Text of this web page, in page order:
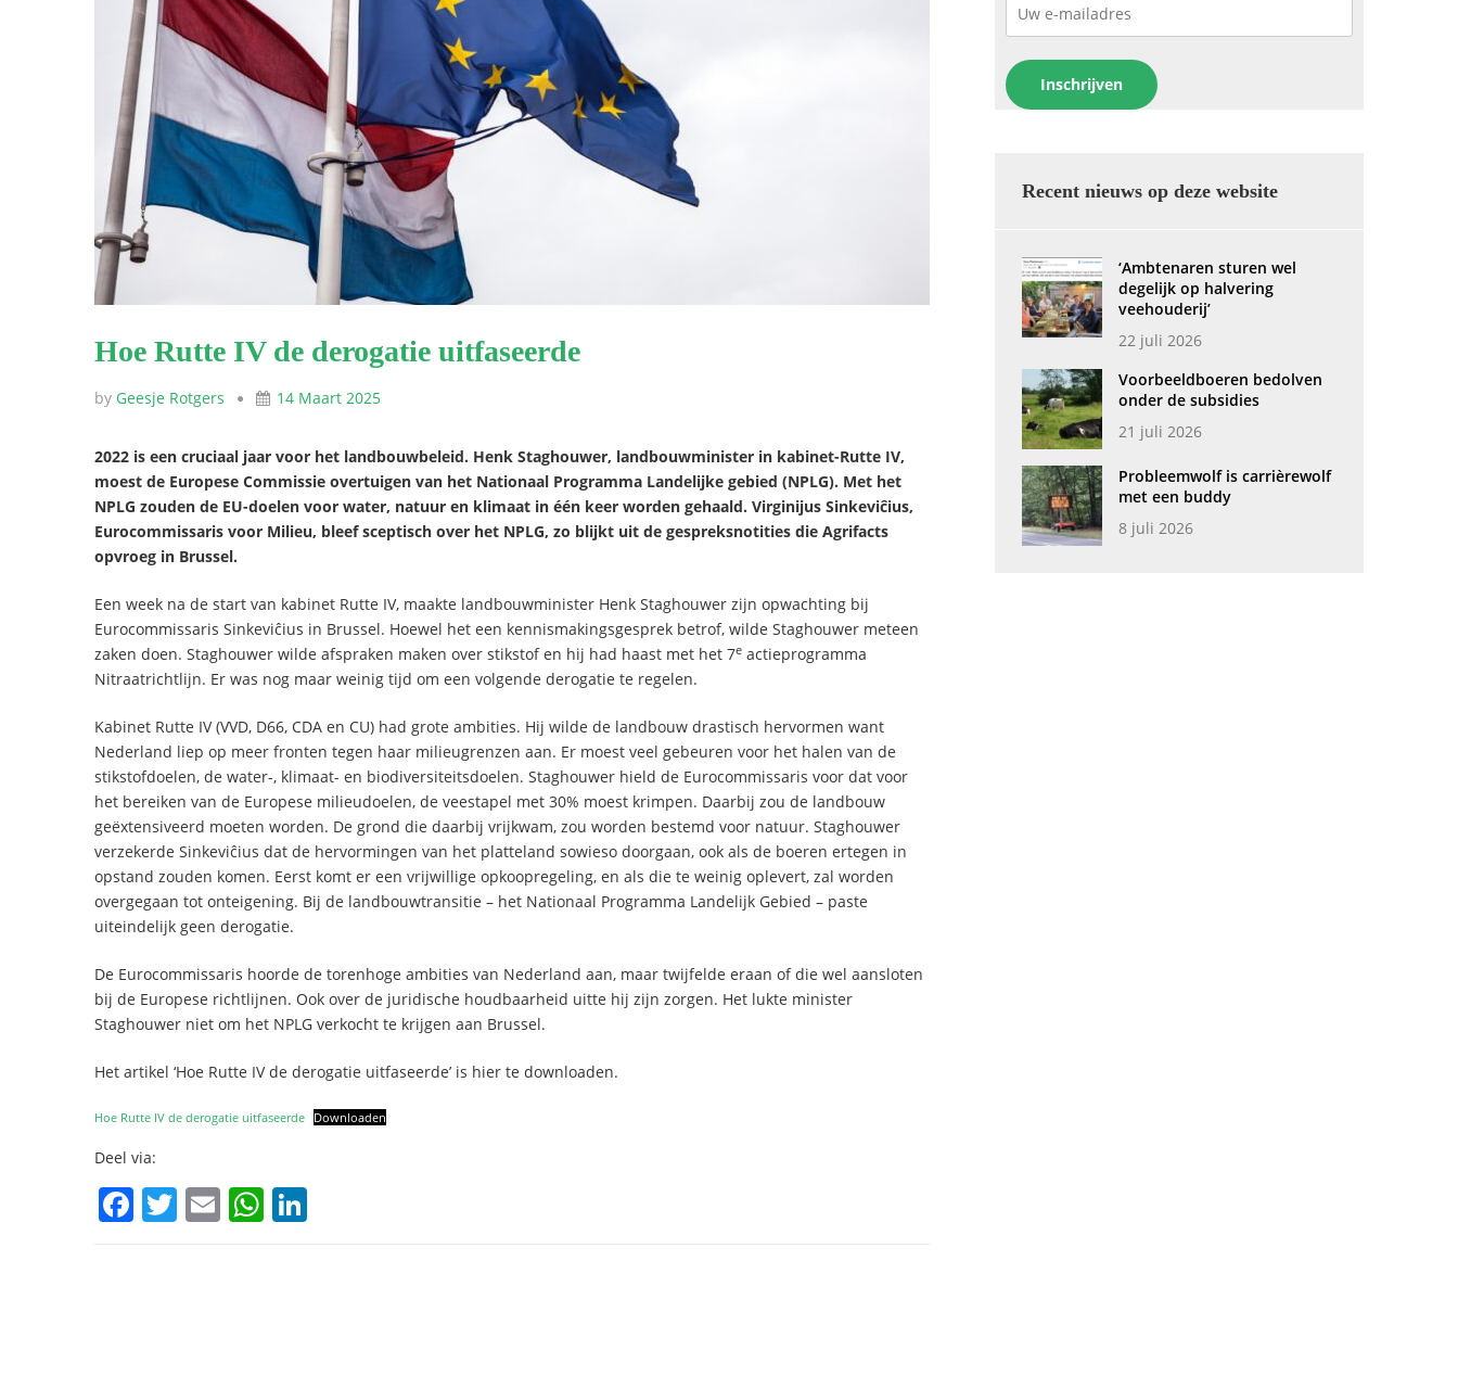
Hoe Rutte IV de derogatie uitfaseerde
by Geesje Rotgers 14 Maart 2025
2022 is een cruciaal jaar voor het landbouwbeleid. Henk Staghouwer, landbouwminister in kabinet-Rutte IV,
moest de Europese Commissie overtuigen van het Nationaal Programma Landelijke gebied (NPLG). Met het
NPLG zouden de EU-doelen voor water, natuur en klimaat in één keer worden gehaald. Virginijus Sinkeviĉius,
Eurocommissaris voor Milieu, bleef sceptisch over het NPLG, zo blijkt uit de gespreksnotities die Agrifacts
opvroeg in Brussel.
Een week na de start van kabinet Rutte IV, maakte landbouwminister Henk Staghouwer zijn opwachting bij
Eurocommissaris Sinkeviĉius in Brussel. Hoewel het een kennismakingsgesprek betrof, wilde Staghouwer meteen
zaken doen. Staghouwer wilde afspraken maken over stikstof en hij had haast met het 7e actieprogramma
Nitraatrichtlijn. Er was nog maar weinig tijd om een volgende derogatie te regelen.
Kabinet Rutte IV (VVD, D66, CDA en CU) had grote ambities. Hij wilde de landbouw drastisch hervormen want
Nederland liep op meer fronten tegen haar milieugrenzen aan. Er moest veel gebeuren voor het halen van de
stikstofdoelen, de water-, klimaat- en biodiversiteitsdoelen. Staghouwer hield de Eurocommissaris voor dat voor
het bereiken van de Europese milieudoelen, de veestapel met 30% moest krimpen. Daarbij zou de landbouw
geëxtensiveerd moeten worden. De grond die daarbij vrijkwam, zou worden bestemd voor natuur. Staghouwer
verzekerde Sinkeviĉius dat de hervormingen van het platteland sowieso doorgaan, ook als de boeren ertegen in
opstand zouden komen. Eerst komt er een vrijwillige opkoopregeling, en als die te weinig oplevert, zal worden
overgegaan tot onteigening. Bij de landbouwtransitie – het Nationaal Programma Landelijk Gebied – paste
uiteindelijk geen derogatie.
De Eurocommissaris hoorde de torenhoge ambities van Nederland aan, maar twijfelde eraan of die wel aansloten
bij de Europese richtlijnen. Ook over de juridische houdbaarheid uitte hij zijn zorgen. Het lukte minister
Staghouwer niet om het NPLG verkocht te krijgen aan Brussel.
Het artikel ‘Hoe Rutte IV de derogatie uitfaseerde’ is hier te downloaden.
Hoe Rutte IV de derogatie uitfaseerde Downloaden
Deel via:
F T E W
Recent nieuws op deze website
‘Ambtenaren sturen wel
degelijk op halvering
veehouderij’
22 juli 2026
Voorbeeldboeren bedolven
onder de subsidies
21 juli 2026
Probleemwolf is carrièrewolf
met een buddy
8 juli 2026